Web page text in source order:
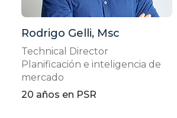
Rodrigo Gelli, Msc
Technical Director
Planificación e inteligencia de
mercado
20 años en PSR